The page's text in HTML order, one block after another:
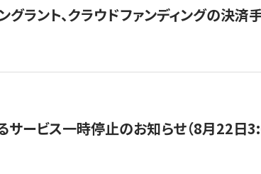
ラント、クラウドファンディングの決
サービス一時停止のお知らせ（8月22日